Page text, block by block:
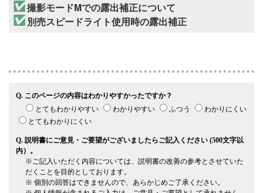
撮影モードMでの露出補正について
別売スピードライト使用時の露出補正